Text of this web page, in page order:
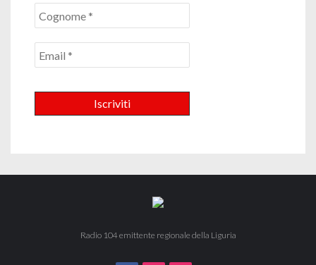
Radio 104 emittente regionale della Liguria